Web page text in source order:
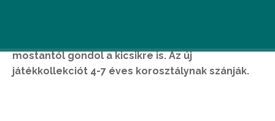
mostantól gondol a kicsikre is. Az új
játékkollekciót 4-7 éves korosztálynak szánják.